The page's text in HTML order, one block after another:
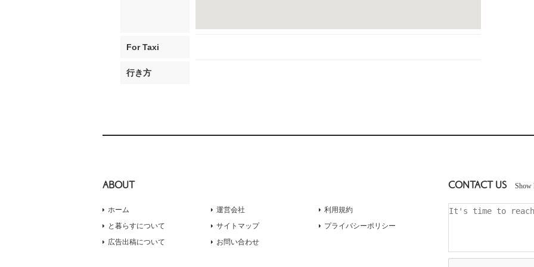
For Taxi
行き方
ABOUT
ホーム
と暮らすについて
広告出稿について
運営会社
サイトマップ
お問い合わせ
利用規約
プライバシーポリシー
CONTACT US Show